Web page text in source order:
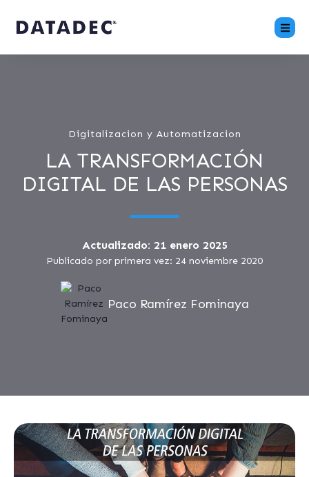
Digitalizacion y Automatizacion
LA TRANSFORMACIÓN
DIGITAL DE LAS PERSONAS
Actualizado: 21 enero 2025
Publicado por primera vez: 24 noviembre 2020
Paco Ramírez Fominaya